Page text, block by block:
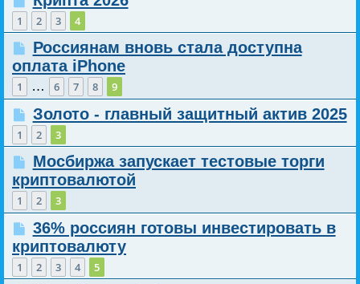
1 2 3 4
Россиянам вновь стала доступна
оплата iPhone
1 … 6 7 8 9
Золото - главный защитный актив 2025
1 2 3
Мосбиржа запускает тестовые торги
криптовалютой
1 2 3
36% россиян готовы инвестировать в
криптовалюту
1 2 3 4 5